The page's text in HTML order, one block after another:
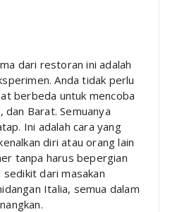
dari restoran ini adalah
Anda tidak perlu
berbeda untuk mencoba
dan Barat. Semuanya
Ini adalah cara yang
diri atau orang lain
tanpa harus bepergian
sedikit dari masakan
Italia, semua dalam